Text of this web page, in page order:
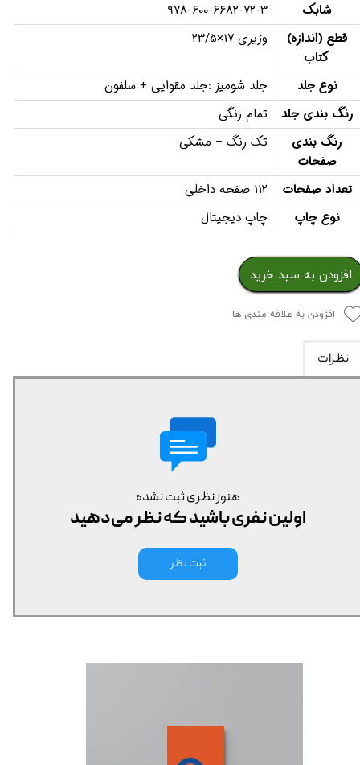
شابک
978-600-6682-72-3
قطع (اندازه)
کتاب
وزیری 17×23/5
نوع جلد
جلد شومیز :جلد مقوایی + سلفون
رنگ بندی جلد
تمام رنگی
رنگ بندی
صفحات
تک رنگ – مشکی
تعداد صفحات
112 صفحه داخلی
نوع چاپ
چاپ دیجیتال
افزودن به سبد خرید
افزودن به علاقه مندی ها
نظرات
هنوز نظری ثبت نشده
اولین نفری باشید که نظر می‌دهید
ثبت نظر